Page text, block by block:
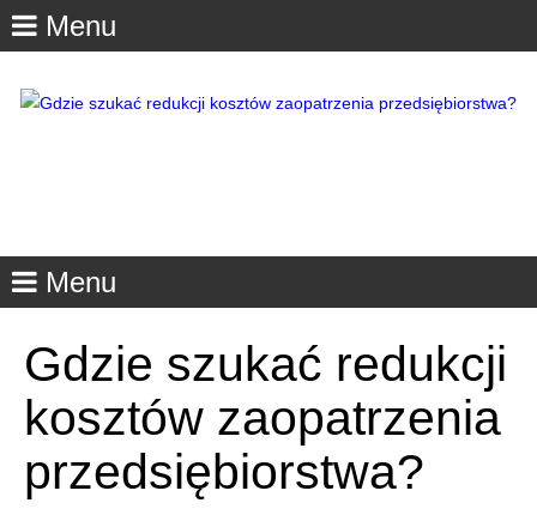
Menu
Menu
Gdzie szukać redukcji
kosztów zaopatrzenia
przedsiębiorstwa?